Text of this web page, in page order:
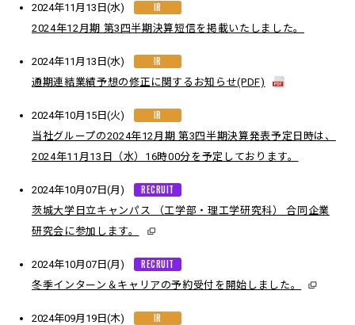
2024年11月13日(水) IR
2024年12月期 第3四半期決算短信を掲載いたしました。
2024年11月13日(水) IR
通期連結業績予想の修正に関するお知らせ(PDF)
2024年10月15日(火) IR
当社グループの2024年12月期 第3四半期決算発表予定日時は、
2024年11月13日（水）16時00分を予定しております。
2024年10月07日(月) RECRUIT
茨城大学日立キャンパス （工学部・理工学研究科） 合同企業
研究会に参加します。
2024年10月07日(月) RECRUIT
冬季インターン＆キャリアの予約受付を開始しました。
2024年09月19日(木) IR